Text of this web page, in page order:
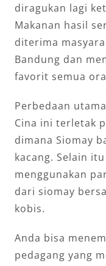
diragukan lagi
Makanan hasil
diterima
Bandung dan
favorit semua
Perbedaan
Cina ini terletak
dimana Siomay
kacang. Selain
menggunakan
dari siomay
kobis.
Anda bisa
pedagang yang